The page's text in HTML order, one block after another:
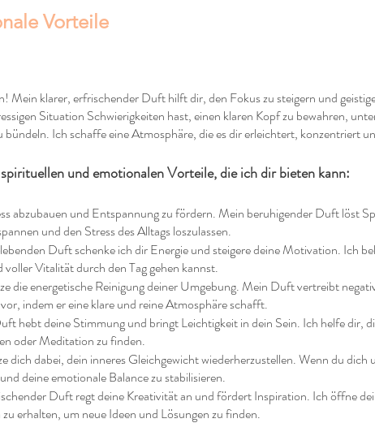
Vorteile
Mein klarer, erfrischender Duft hilft dir, den Fokus zu steigern und
Situation Schwierigkeiten hast, einen klaren Kopf zu bewahren,
Ich schaffe eine Atmosphäre, die es dir erleichtert, konzentriert
und emotionalen Vorteile, die ich dir bieten kann:
abzubauen und Entspannung zu fördern. Mein beruhigender Duft löst
und den Stress des Alltags loszulassen.
Duft schenke ich dir Energie und steigere deine Motivation. Ich
Vitalität durch den Tag gehen kannst.
die energetische Reinigung deiner Umgebung. Mein Duft vertreibt
indem er eine klare und reine Atmosphäre schafft.
hebt deine Stimmung und bringt Leichtigkeit in dein Sein. Ich helfe dir,
oder Meditation zu finden.
dich dabei, dein inneres Gleichgewicht wiederherzustellen. Wenn du
deine emotionale Balance zu stabilisieren.
Duft regt deine Kreativität an und fördert Inspiration. Ich öffne
erhalten, um neue Ideen und Lösungen zu finden.